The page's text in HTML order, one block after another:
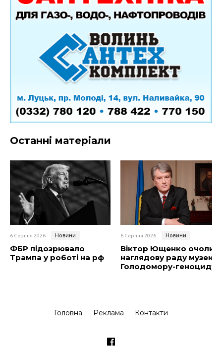
Останні матеріали
6 Серпня 2026 Новини
ФБР підозрювало
Трампа у роботі на рф
6 Серпня 2026 Новини
Віктор Ющенко очолив
наглядову раду музею
Голодомору-геноциду
Головна Реклама Контакти